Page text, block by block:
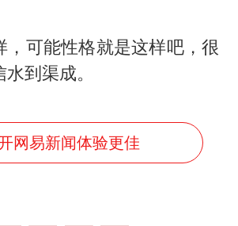
，可能性格就是这样吧，很
到渠成。
网易新闻体验更佳